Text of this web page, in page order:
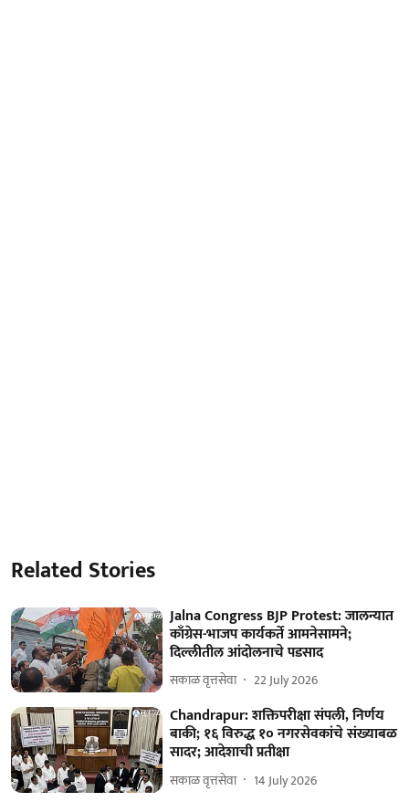
Related Stories
Jalna Congress BJP Protest: जालन्यात
काँग्रेस-भाजप कार्यकर्ते आमनेसामने;
दिल्लीतील आंदोलनाचे पडसाद
सकाळ वृत्तसेवा 22 July 2026
Chandrapur: शक्तिपरीक्षा संपली, निर्णय
बाकी; १६ विरुद्ध १० नगरसेवकांचे संख्याबळ
सादर; आदेशाची प्रतीक्षा
सकाळ वृत्तसेवा 14 July 2026